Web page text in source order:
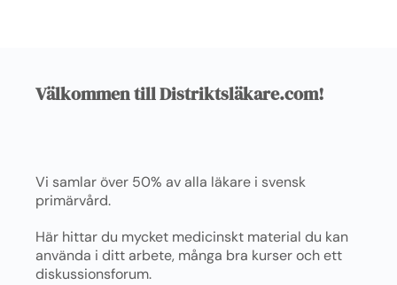
Välkommen till Distriktsläkare.com!
Vi samlar över 50% av alla läkare i svensk
primärvård.
Här hittar du mycket medicinskt material du kan
använda i ditt arbete, många bra kurser och ett
diskussionsforum.